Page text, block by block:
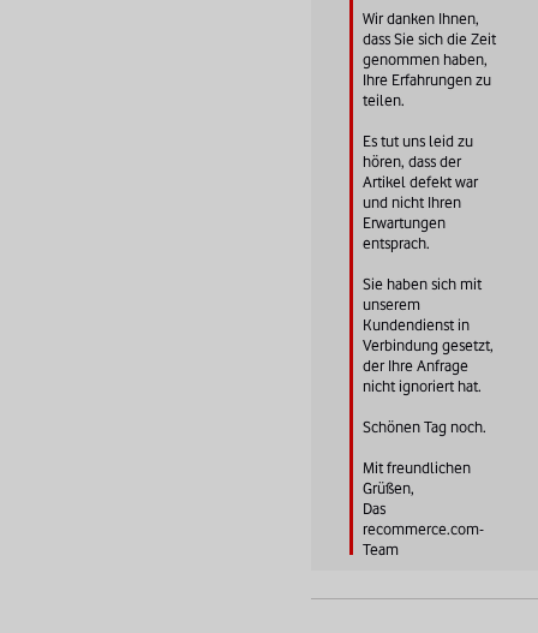
Wir danken Ihnen,
dass Sie sich die Zeit
genommen haben,
Ihre Erfahrungen zu
teilen.
Es tut uns leid zu
hören, dass der
Artikel defekt war
und nicht Ihren
Erwartungen
entsprach.
Sie haben sich mit
unserem
Kundendienst in
Verbindung gesetzt,
der Ihre Anfrage
nicht ignoriert hat.
Schönen Tag noch.
Mit freundlichen
Grüßen,
Das
recommerce.com-
Team